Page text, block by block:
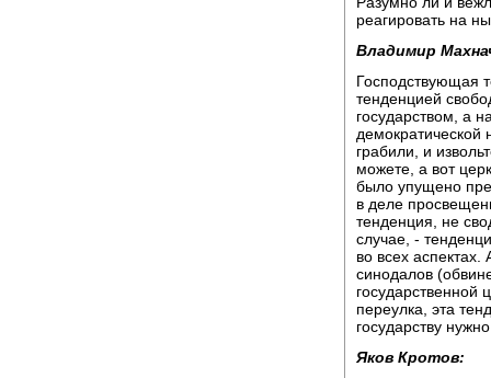
реагировать на
Владимир
Господствующая
тенденцией
государством, а
грабили, и
можете, а вот
было упущено
в деле
тенденция, не
случае, -
во всех
синодалов
государственной
переулка, эта
государству
Яков Кротов: